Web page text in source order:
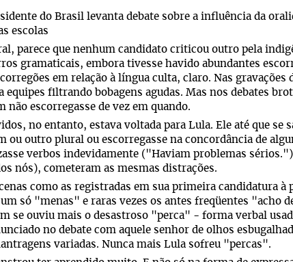
do Brasil levanta debate sobre a influência da
escolas
parece que nenhum candidato criticou outro pela
gramaticais, embora tivesse havido abundantes
em relação à língua culta, claro. Nas gravações
filtrando bobagens agudas. Mas nos debates
não escorregasse de vez em quando.
no entanto, estava voltada para Lula. Ele até que se
ou outro plural ou escorregasse na concordância de
verbos indevidamente ("Haviam problemas
nós), cometeram as mesmas distrações.
como as registradas em sua primeira candidatura à
só "menas" e raras vezes os antes freqüentes "acho
se ouviu mais o desastroso "perca" - forma verbal
no debate com aquele senhor de olhos
variadas. Nunca mais Lula sofreu "percas".